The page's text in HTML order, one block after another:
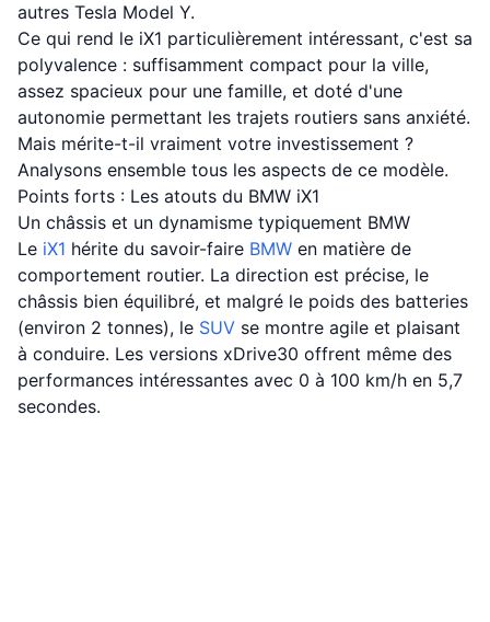
autres Tesla Model Y.
Ce qui rend le iX1 particulièrement intéressant, c'est sa
polyvalence : suffisamment compact pour la ville,
assez spacieux pour une famille, et doté d'une
autonomie permettant les trajets routiers sans anxiété.
Mais mérite-t-il vraiment votre investissement ?
Analysons ensemble tous les aspects de ce modèle.
Points forts : Les atouts du BMW iX1
Un châssis et un dynamisme typiquement BMW
Le iX1 hérite du savoir-faire BMW en matière de
comportement routier. La direction est précise, le
châssis bien équilibré, et malgré le poids des batteries
(environ 2 tonnes), le SUV se montre agile et plaisant
à conduire. Les versions xDrive30 offrent même des
performances intéressantes avec 0 à 100 km/h en 5,7
secondes.